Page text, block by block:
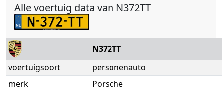
Alle voertuig data van N372TT
N372TT
voertuigsoort
personenauto
merk
Porsche